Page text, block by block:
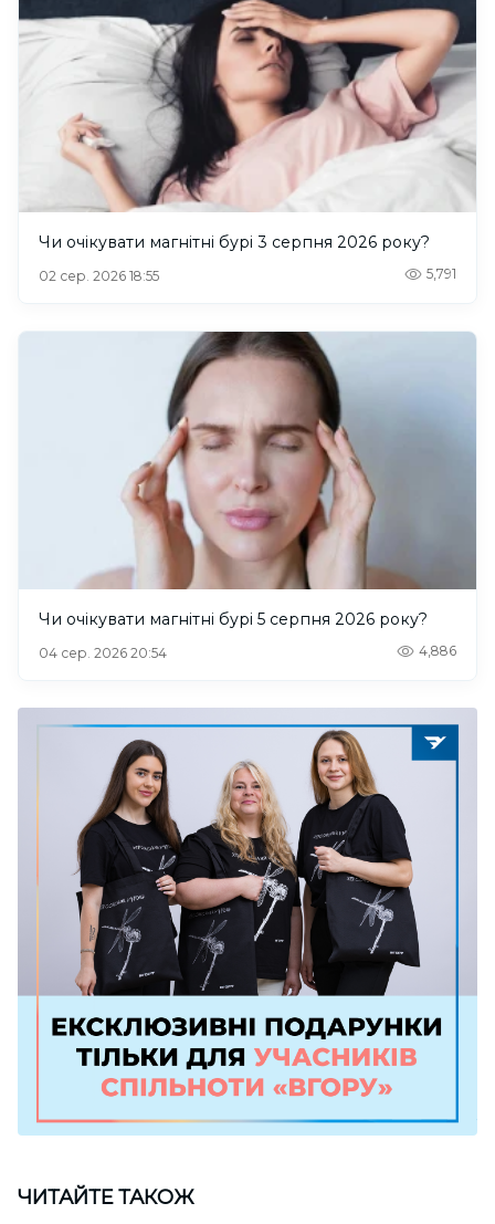
Чи очікувати магнітні бурі 3 серпня 2026 року?
02 сер. 2026 18:55 5,791
Чи очікувати магнітні бурі 5 серпня 2026 року?
04 сер. 2026 20:54 4,886
ЧИТАЙТЕ ТАКОЖ